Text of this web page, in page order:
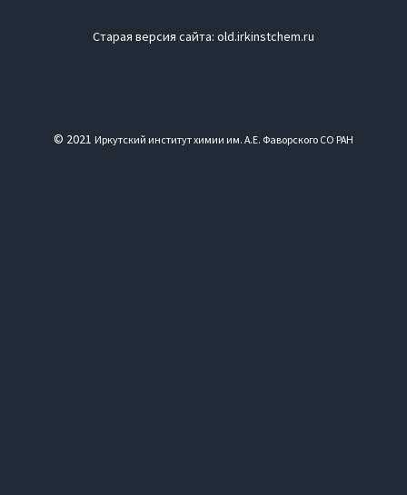
Старая версия сайта: old.irkinstchem.ru
© 2021 Иркутский институт химии им. А.Е. Фаворского СО РАН